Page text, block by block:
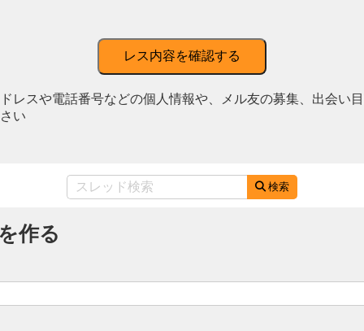
レス内容を確認する
レスや電話番号などの個人情報や、メル友の募集、出会い
い
検索
作る